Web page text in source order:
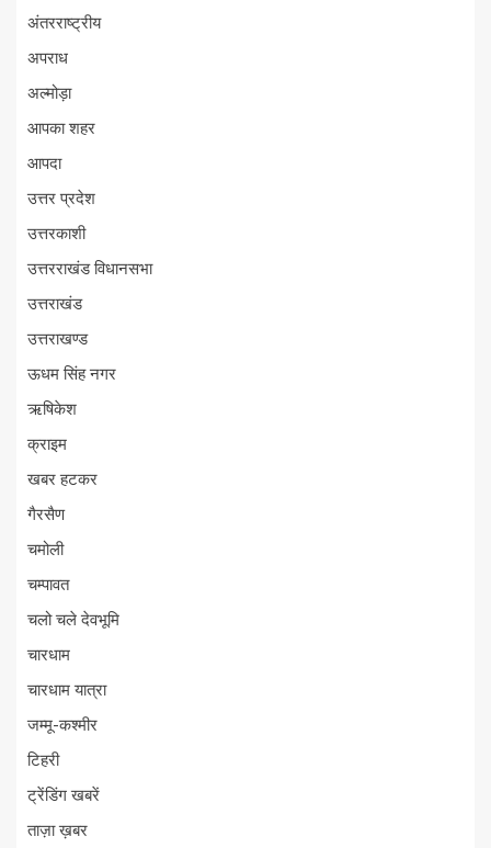
अंतरराष्ट्रीय
अपराध
अल्मोड़ा
आपका शहर
आपदा
उत्तर प्रदेश
उत्तरकाशी
उत्तरराखंड विधानसभा
उत्तराखंड
उत्तराखण्ड
ऊधम सिंह नगर
ऋषिकेश
क्राइम
खबर हटकर
गैरसैण
चमोली
चम्पावत
चलो चले देवभूमि
चारधाम
चारधाम यात्रा
जम्मू-कश्मीर
टिहरी
ट्रेंडिंग खबरें
ताज़ा ख़बर